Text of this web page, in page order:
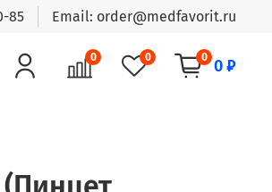
85 Email: order@medfavorit.ru
0 0 0 0 ₽